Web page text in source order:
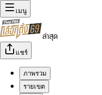
เมนู
ล่าสุด
แชร์
ภาพรวม
รายเขต